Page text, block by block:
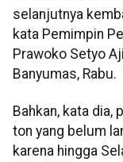
selanjutnya
kata Pemimpin
Prawoko Setyo
Banyumas, Rabu.
Bahkan, kata
ton yang belum
karena hingga